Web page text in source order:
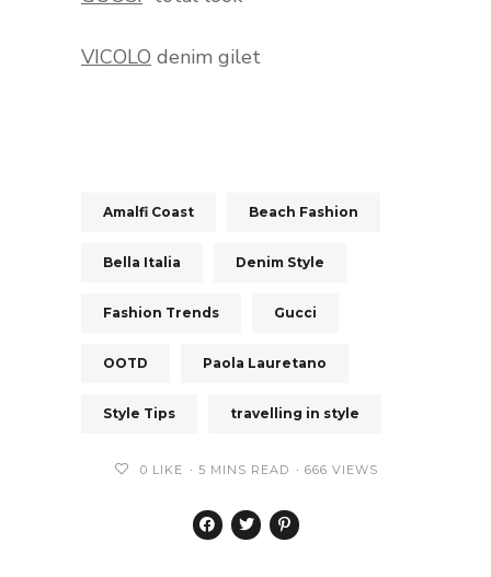
VICOLO denim gilet
Amalfi Coast Beach Fashion
Bella Italia Denim Style
Fashion Trends Gucci
OOTD Paola Lauretano
Style Tips travelling in style
0 LIKE 5 MINS READ 666 VIEWS